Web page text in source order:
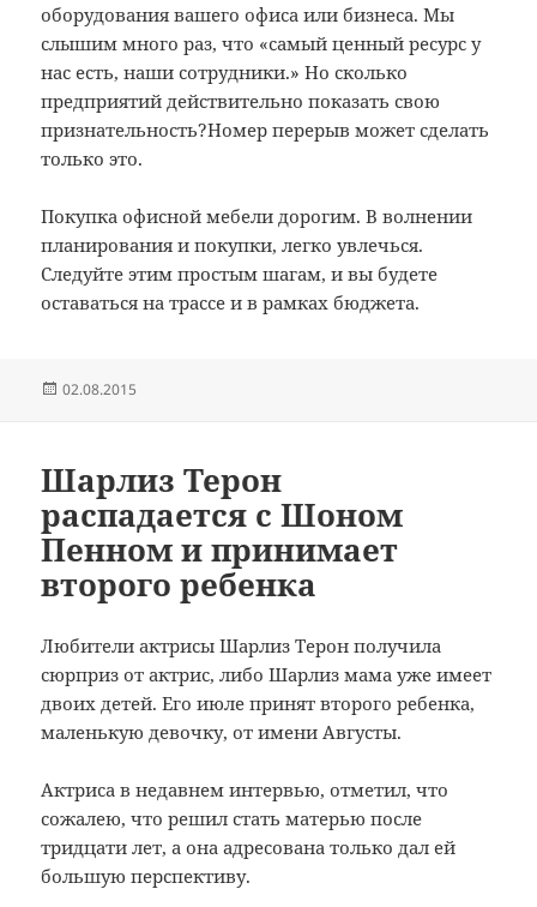
оборудования вашего офиса или бизнеса. Мы
слышим много раз, что «самый ценный ресурс у
нас есть, наши сотрудники.» Но сколько
предприятий действительно показать свою
признательность?Номер перерыв может сделать
только это.
Покупка офисной мебели дорогим. В волнении
планирования и покупки, легко увлечься.
Следуйте этим простым шагам, и вы будете
оставаться на трассе и в рамках бюджета.
Опубликовано
02.08.2015
Шарлиз Терон
распадается с Шоном
Пенном и принимает
второго ребенка
Любителиактрисы Шарлиз Терон получила
сюрприз от актрис,либо Шарлиз мама уже имеет
двоих детей.Его июле принят второго ребенка,
маленькую девочку,от имени Августы.
Актриса в недавнем интервью, отметил, что
сожалею, что решил стать матерью после
тридцати лет, аона адресована только дал ей
большую перспективу.